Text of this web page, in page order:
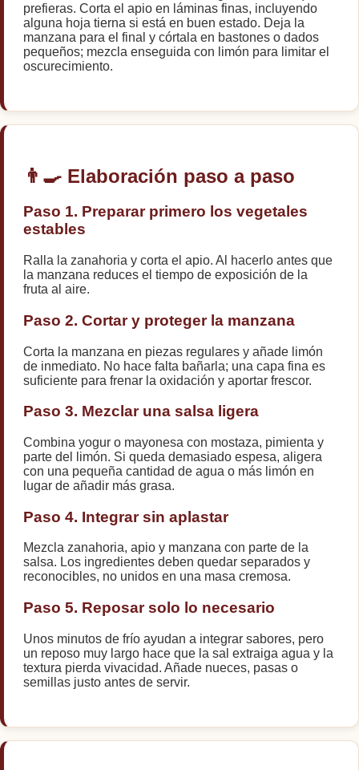
prefieras. Corta el apio en láminas finas, incluyendo
alguna hoja tierna si está en buen estado. Deja la
manzana para el final y córtala en bastones o dados
pequeños; mezcla enseguida con limón para limitar el
oscurecimiento.
👨‍🍳 Elaboración paso a paso
Paso 1. Preparar primero los vegetales
estables
Ralla la zanahoria y corta el apio. Al hacerlo antes que
la manzana reduces el tiempo de exposición de la
fruta al aire.
Paso 2. Cortar y proteger la manzana
Corta la manzana en piezas regulares y añade limón
de inmediato. No hace falta bañarla; una capa fina es
suficiente para frenar la oxidación y aportar frescor.
Paso 3. Mezclar una salsa ligera
Combina yogur o mayonesa con mostaza, pimienta y
parte del limón. Si queda demasiado espesa, aligera
con una pequeña cantidad de agua o más limón en
lugar de añadir más grasa.
Paso 4. Integrar sin aplastar
Mezcla zanahoria, apio y manzana con parte de la
salsa. Los ingredientes deben quedar separados y
reconocibles, no unidos en una masa cremosa.
Paso 5. Reposar solo lo necesario
Unos minutos de frío ayudan a integrar sabores, pero
un reposo muy largo hace que la sal extraiga agua y la
textura pierda vivacidad. Añade nueces, pasas o
semillas justo antes de servir.